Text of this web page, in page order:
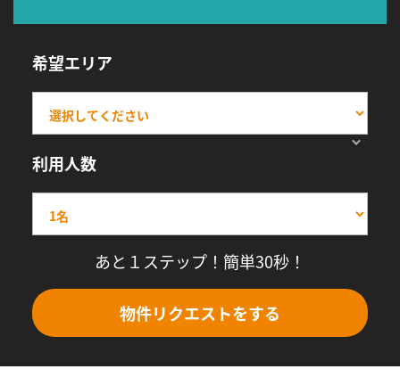
希望エリア
利用人数
あと１ステップ！簡単30秒！
物件リクエストをする